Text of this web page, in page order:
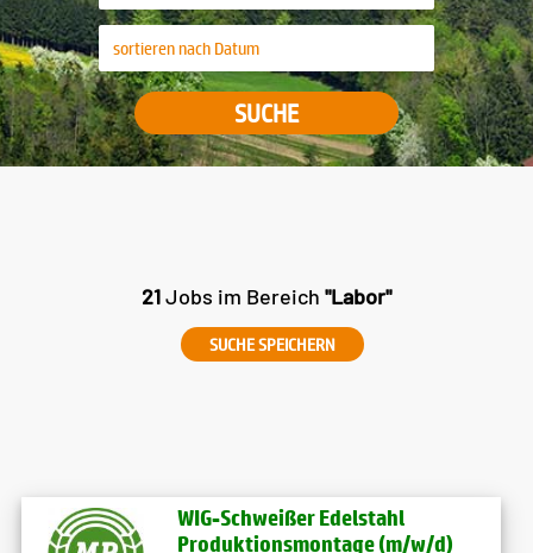
SUCHE
21Jobs im Bereich "Labor"
SUCHE SPEICHERN
WIG-Schweißer Edelstahl
Produktionsmontage (m​/w​/d)